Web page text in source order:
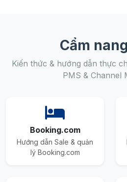
Cẩm
Kiến thức & hướng dẫn thực
PMS & Channel
Booking.com
Hướng dẫn Sale & quản
lý Booking.com